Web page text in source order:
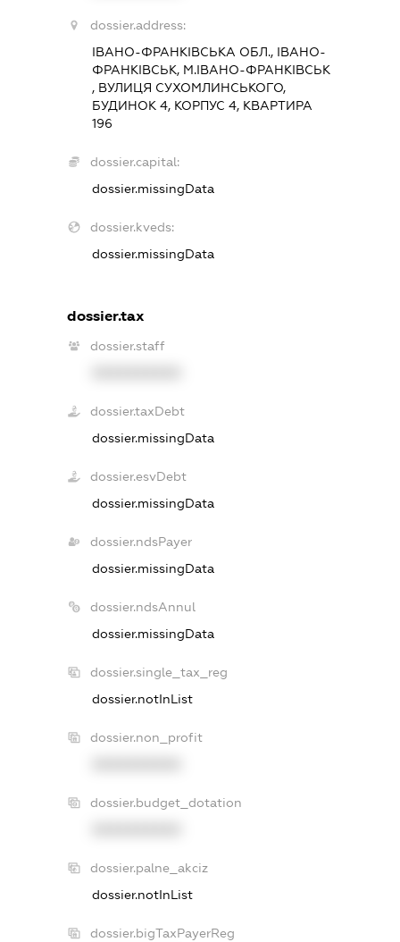
dossier.address:
ІВАНО-ФРАНКІВСЬКА ОБЛ., ІВАНО-
ФРАНКІВСЬК, М.ІВАНО-ФРАНКІВСЬК
, ВУЛИЦЯ СУХОМЛИНСЬКОГО,
БУДИНОК 4, КОРПУС 4, КВАРТИРА
196
dossier.capital:
dossier.missingData
dossier.kveds:
dossier.missingData
dossier.tax
dossier.staff
dossier.taxDebt
dossier.missingData
dossier.esvDebt
dossier.missingData
dossier.ndsPayer
dossier.missingData
dossier.ndsAnnul
dossier.missingData
dossier.single_tax_reg
dossier.notInList
dossier.non_profit
dossier.budget_dotation
dossier.palne_akciz
dossier.notInList
dossier.bigTaxPayerReg